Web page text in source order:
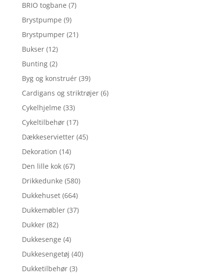
BRIO togbane (7)
Brystpumpe (9)
Brystpumper (21)
Bukser (12)
Bunting (2)
Byg og konstruér (39)
Cardigans og striktrøjer (6)
Cykelhjelme (33)
Cykeltilbehør (17)
Dækkeservietter (45)
Dekoration (14)
Den lille kok (67)
Drikkedunke (580)
Dukkehuset (664)
Dukkemøbler (37)
Dukker (82)
Dukkesenge (4)
Dukkesengetøj (40)
Dukketilbehør (3)